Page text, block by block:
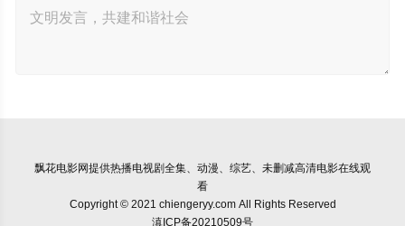
飘花电影网提供热播电视剧全集、动漫、综艺、未删减高清电影在线观
看
Copyright © 2021 chiengeryy.com All Rights Reserved
滇ICP备20210509号